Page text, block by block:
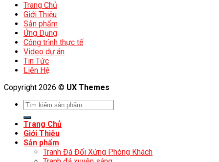
Trang Chủ
Giới Thiệu
Sản phẩm
Ứng Dụng
Công trình thực tế
Video dự án
Tin Tức
Liên Hệ
Copyright 2026 © UX Themes
Trang Chủ
Giới Thiệu
Sản phẩm
Tranh Đá Đối Xứng Phòng Khách